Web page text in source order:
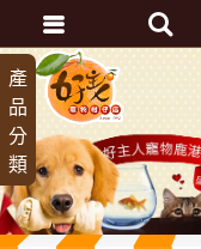
產
品
分
類